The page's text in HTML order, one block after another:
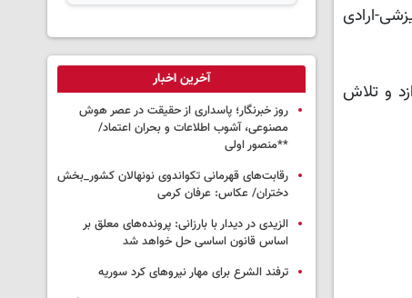
ارادی
و تلاش
آخرین اخبار
روز خبرنگار؛ پاسداری از حقیقت در عصر هوش
مصنوعی، آشوب اطلاعات و بحران اعتماد/
**منصور اولی
رقابت‌های قهرمانی تکواندوی نونهالان کشور_بخش
دختران/ عکاس: عرفان کرمی
الزیدی در دیدار با بارزانی: پرونده‌های معلق بر
اساس قانون اساسی حل خواهد شد
ترفند الشرع برای مهار نیروهای کرد سوریه